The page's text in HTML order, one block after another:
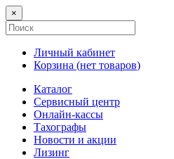
×
Личный кабинет
Корзина (нет товаров)
Каталог
Сервисный центр
Онлайн-кассы
Тахографы
Новости и акции
Лизинг